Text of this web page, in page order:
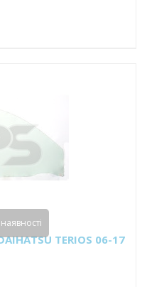
TERIOS 06-17